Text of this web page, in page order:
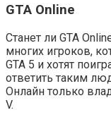
GTA Online
Станет ли GTA
многих игроков,
GTA 5 и хотят
ответить таким
Онлайн только
V.